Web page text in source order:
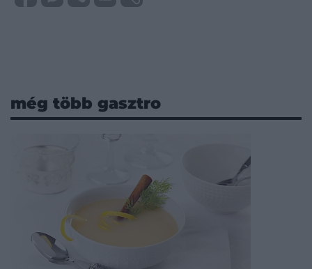
még több gasztro